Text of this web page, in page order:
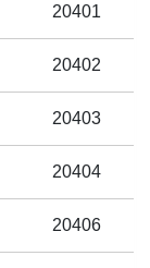
20401
20402
20403
20404
20406